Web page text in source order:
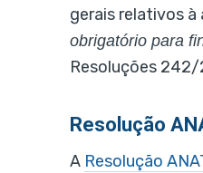
gerais relativos
obrigatório para
Resoluções
Resolução
A Resolução